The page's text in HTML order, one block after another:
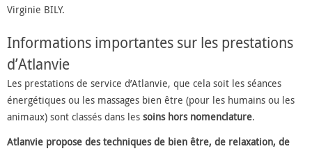
Virginie BILY.
Informations importantes sur les prestations
d’Atlanvie
Les prestations de service d’Atlanvie, que cela soit les séances
énergétiques ou les massages bien être (pour les humains ou les
animaux) sont classés dans les soins hors nomenclature.
Atlanvie propose des techniques de bien être, de relaxation, de